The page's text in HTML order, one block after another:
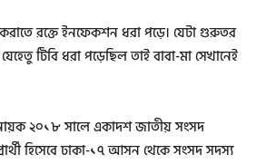
রক্তে ইনফেকশন ধরা পড়ে। যেটা গুরুতর
টিবি ধরা পড়েছিল তাই বাবা-মা সেখানেই
২০১৮ সালে একাদশ জাতীয় সংসদ
হিসেবে ঢাকা-১৭ আসন থেকে সংসদ সদস্য